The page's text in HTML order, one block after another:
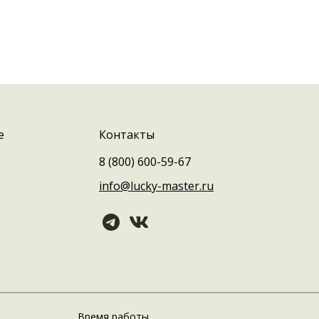
Контакты
8 (800) 600-59-67
info@lucky-master.ru